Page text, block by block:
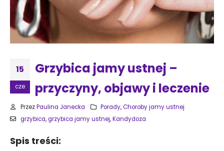
15
cze
Grzybica jamy ustnej –
przyczyny, objawy i leczenie
PrzezPaulina Janecka Porady,Choroby jamy ustnej
grzybica,grzybica jamy ustnej,Kandydoza
Spis treści: